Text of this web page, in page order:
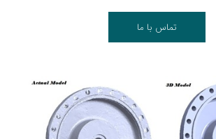
تماس با ما